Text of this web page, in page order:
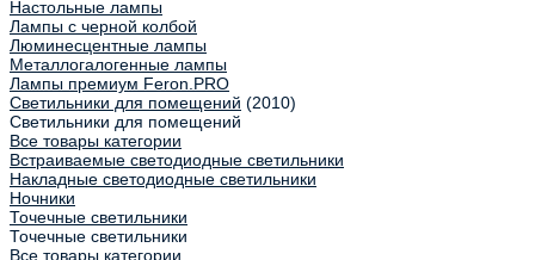
Настольные лампы
Лампы с черной колбой
Люминесцентные лампы
Металлогалогенные лампы
Лампы премиум Feron.PRO
Светильники для помещений (2010)
Светильники для помещений
Все товары категории
Встраиваемые светодиодные светильники
Накладные светодиодные светильники
Ночники
Точечные светильники
Точечные светильники
Все товары категории